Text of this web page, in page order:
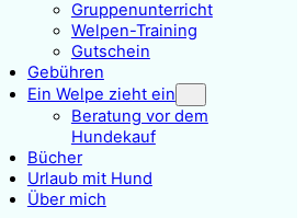
Gruppenunterricht
Welpen-Training
Gutschein
Gebühren
Ein Welpe zieht ein
Beratung vor dem
Hundekauf
Bücher
Urlaub mit Hund
Über mich